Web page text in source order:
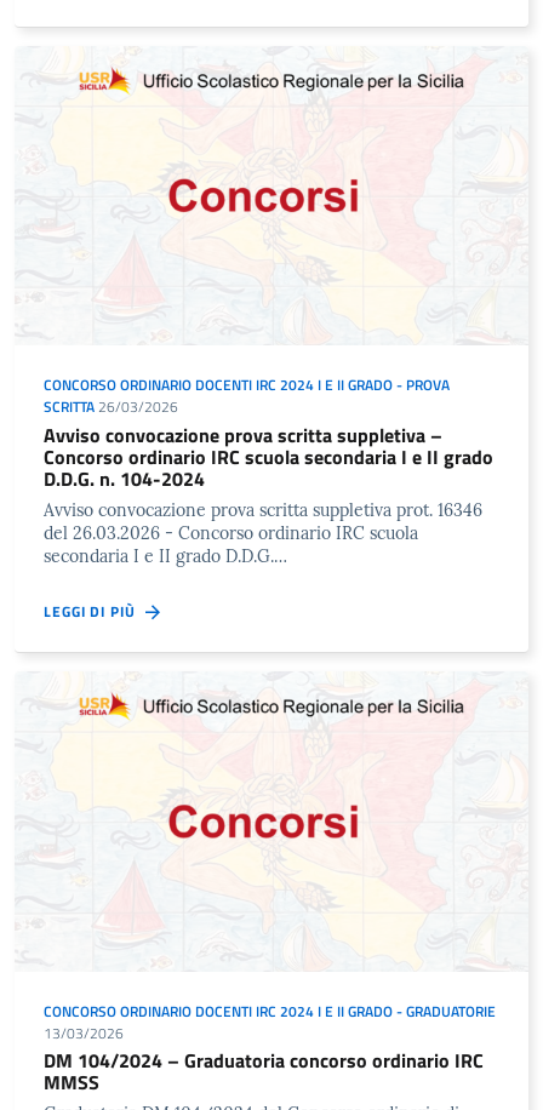
CONCORSO ORDINARIO DOCENTI IRC 2024 I E II GRADO - PROVA
SCRITTA 26/03/2026
Avviso convocazione prova scritta suppletiva –
Concorso ordinario IRC scuola secondaria I e II grado
D.D.G. n. 104-2024
Avviso convocazione prova scritta suppletiva prot. 16346
del 26.03.2026 - Concorso ordinario IRC scuola
secondaria I e II grado D.D.G.…
LEGGI DI PIÙ
CONCORSO ORDINARIO DOCENTI IRC 2024 I E II GRADO - GRADUATORIE
13/03/2026
DM 104/2024 – Graduatoria concorso ordinario IRC
MMSS